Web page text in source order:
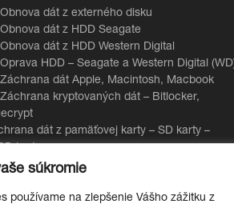
súkromie
používame na zlepšenie Vášho zážitku z
Obnova dát z externého disku
Obnova dát z HDD Seagate
Obnova dát z HDD Western Digital
Oprava HDD – Seagate a Western Digital
Záchrana dát Apple, Macintosh, Macbook
Záchrana kryptovaných dát – Bitlocker,
dát z pamäťovej karty – SD karty –
dát z RAID a NAS
Hardvérové šifrovanie SSD diskov